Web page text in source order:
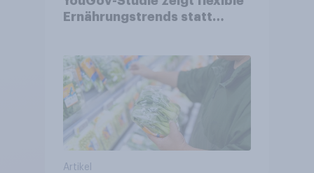
Ernährungstrends statt
Artikel